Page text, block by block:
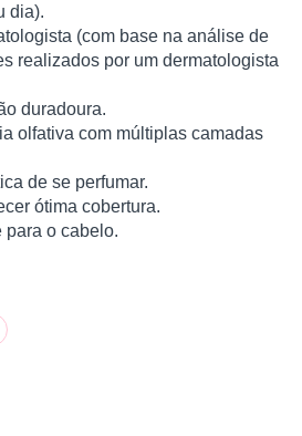
dia).
(com base na análise de
realizados por um dermatologista
duradoura.
olfativa com múltiplas camadas
de se perfumar.
ótima cobertura.
para o cabelo.